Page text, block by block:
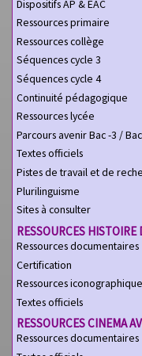
Dispositifs AP & EAC
Ressources primaire
Ressources collège
Séquences cycle 3
Séquences cycle 4
Continuité pédagogique
Ressources lycée
Parcours avenir Bac -3 /
Textes officiels
Pistes de travail et de
Plurilinguisme
Sites à consulter
RESSOURCES HISTOIRE
Ressources documentaires
Certification
Ressources
Textes officiels
RESSOURCES CINEMA AV
Ressources documentaires